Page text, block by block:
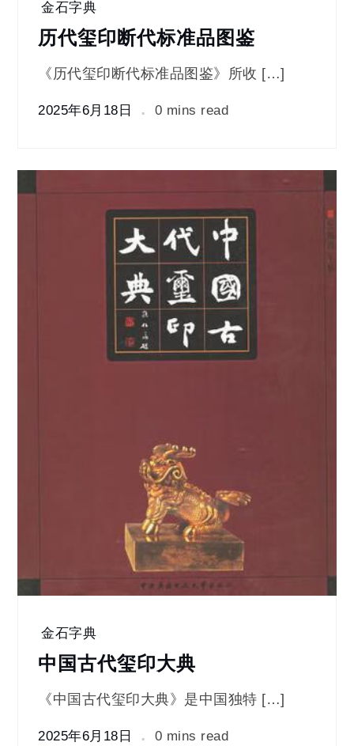
金石字典
历代玺印断代标准品图鉴
《历代玺印断代标准品图鉴》所收 […]
2025年6月18日 0 mins read
金石字典
中国古代玺印大典
《中国古代玺印大典》是中国独特 […]
2025年6月18日 0 mins read